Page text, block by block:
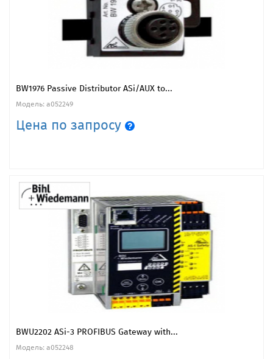
BW1976 Passive Distributor ASi/AUX to...
Модель: a052249
Цена по запросу
BWU2202 ASi-3 PROFIBUS Gateway with...
Модель: a052248